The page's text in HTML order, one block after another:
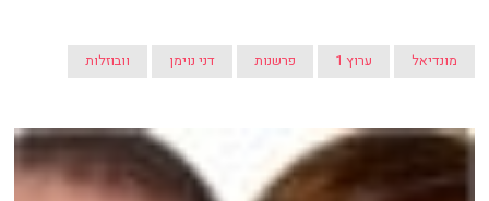
מונדיאל ערוץ 1 פרשנות דני נוימן וובוזלות